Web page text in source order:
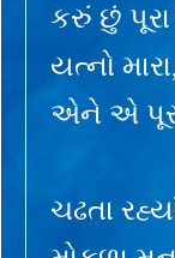
કરું છું
યત્નો
એને એ
ચઢતા